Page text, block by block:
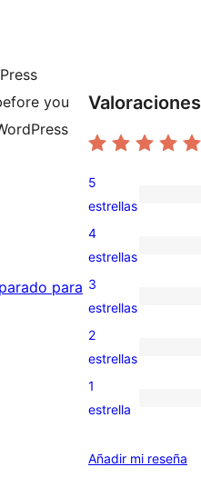
you
para
Valoraciones
6
valoraciones
de
5
estrellas
0
valoraciones
de
4
estrellas
0
valoraciones
de
3
estrellas
0
valoraciones
de
estrellas
2
estrellas
0
de
1
estrella
Añadir mi reseña